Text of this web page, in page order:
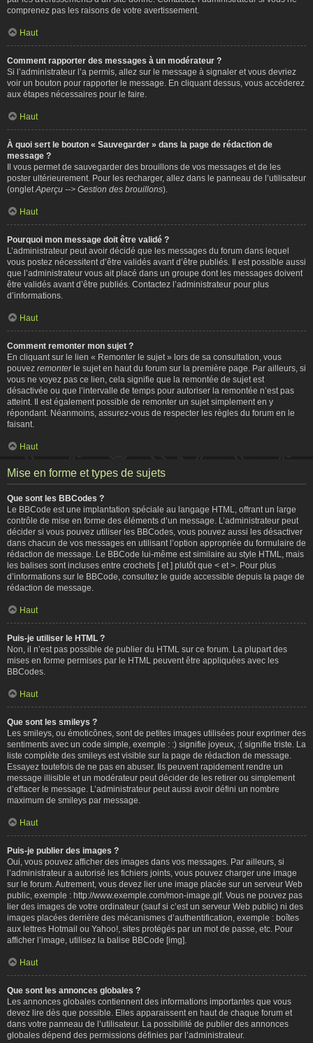
comprenez pas les raisons de votre avertissement.
Haut
Comment rapporter des messages à un modérateur ?
Si l’administrateur l’a permis, allez sur le message à signaler et vous devriez
voir un bouton pour rapporter le message. En cliquant dessus, vous accéderez
aux étapes nécessaires pour le faire.
Haut
À quoi sert le bouton « Sauvegarder » dans la page de rédaction de
message ?
Il vous permet de sauvegarder des brouillons de vos messages et de les
poster ultérieurement. Pour les recharger, allez dans le panneau de l’utilisateur
(onglet Aperçu --> Gestion des brouillons).
Haut
Pourquoi mon message doit être validé ?
L’administrateur peut avoir décidé que les messages du forum dans lequel
vous postez nécessitent d’être validés avant d’être publiés. Il est possible aussi
que l’administrateur vous ait placé dans un groupe dont les messages doivent
être validés avant d’être publiés. Contactez l’administrateur pour plus
d’informations.
Haut
Comment remonter mon sujet ?
En cliquant sur le lien « Remonter le sujet » lors de sa consultation, vous
pouvez remonterle sujet en haut du forum sur la première page. Par ailleurs, si
vous ne voyez pas ce lien, cela signifie que la remontée de sujet est
désactivée ou que l’intervalle de temps pour autoriser la remontée n’est pas
atteint. Il est également possible de remonter un sujet simplement en y
répondant. Néanmoins, assurez-vous de respecter les règles du forum en le
faisant.
Haut
Mise en forme et types de sujets
Que sont les BBCodes ?
Le BBCode est une implantation spéciale au langage HTML, offrant un large
contrôle de mise en forme des éléments d’un message. L’administrateur peut
décider si vous pouvez utiliser les BBCodes, vous pouvez aussi les désactiver
dans chacun de vos messages en utilisant l’option appropriée du formulaire de
rédaction de message. Le BBCode lui-même est similaire au style HTML, mais
les balises sont incluses entre crochets [ et ] plutôt que < et >. Pour plus
d’informations sur le BBCode, consultez le guide accessible depuis la page de
rédaction de message.
Haut
Puis-je utiliser le HTML ?
Non, il n’est pas possible de publier du HTML sur ce forum. La plupart des
mises en forme permises par le HTML peuvent être appliquées avec les
BBCodes.
Haut
Que sont les smileys ?
Les smileys, ou émoticônes, sont de petites images utilisées pour exprimer des
sentiments avec un code simple, exemple : :) signifie joyeux, :( signifie triste. La
liste complète des smileys est visible sur la page de rédaction de message.
Essayez toutefois de ne pas en abuser. Ils peuvent rapidement rendre un
message illisible et un modérateur peut décider de les retirer ou simplement
d’effacer le message. L’administrateur peut aussi avoir défini un nombre
maximum de smileys par message.
Haut
Puis-je publier des images ?
Oui, vous pouvez afficher des images dans vos messages. Par ailleurs, si
l’administrateur a autorisé les fichiers joints, vous pouvez charger une image
sur le forum. Autrement, vous devez lier une image placée sur un serveur Web
public, exemple : http://www.exemple.com/mon-image.gif. Vous ne pouvez pas
lier des images de votre ordinateur (sauf si c’est un serveur Web public) ni des
images placées derrière des mécanismes d’authentification, exemple : boîtes
aux lettres Hotmail ou Yahoo!, sites protégés par un mot de passe, etc. Pour
afficher l’image, utilisez la balise BBCode [img].
Haut
Que sont les annonces globales ?
Les annonces globales contiennent des informations importantes que vous
devez lire dès que possible. Elles apparaissent en haut de chaque forum et
dans votre panneau de l’utilisateur. La possibilité de publier des annonces
globales dépend des permissions définies par l’administrateur.